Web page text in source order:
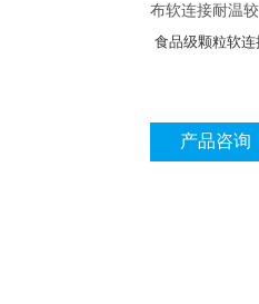
布软连接耐温
食品级颗粒软
产品咨询